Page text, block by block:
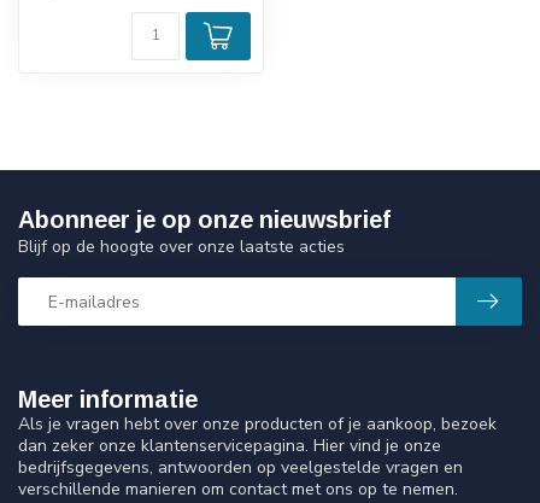
Meer informatie
Als je vragen hebt over onze producten of je aankoop, bezoek
dan zeker onze klantenservicepagina. Hier vind je onze
bedrijfsgegevens, antwoorden op veelgestelde vragen en
verschillende manieren om contact met ons op te nemen.
Abonneer je op onze nieuwsbrief
Blijf op de hoogte over onze laatste acties